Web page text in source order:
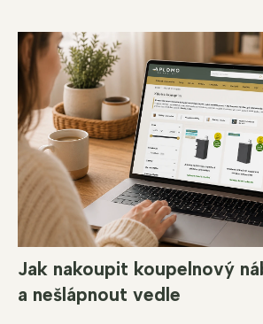
Jak nakoupit koupelnový
a nešlápnout vedle